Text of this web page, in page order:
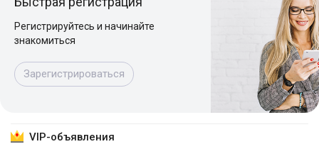
Регистрируйтесь и начинайте
знакомиться
Зарегистрироваться
VIP-объявления